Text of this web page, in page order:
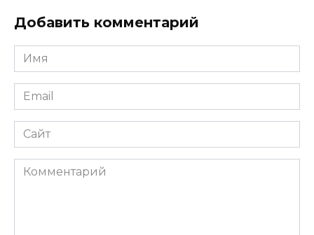
Добавить комментарий
Имя
*
Email
*
Сайт
Комментарий